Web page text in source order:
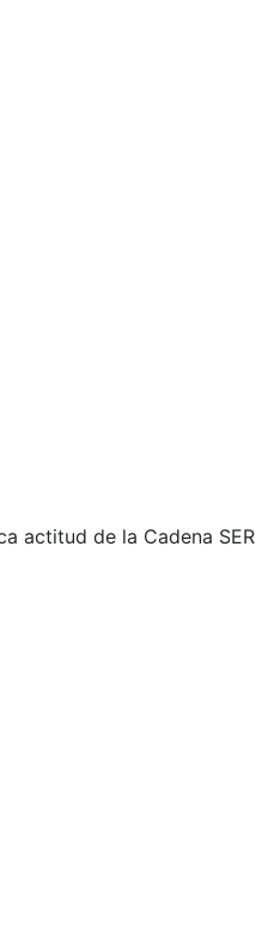
actitud de la Cadena SER